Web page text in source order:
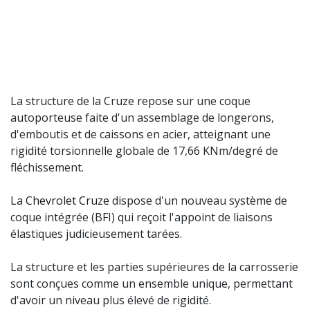
La structure de la Cruze repose sur une coque
autoporteuse faite d'un assemblage de longerons,
d'emboutis et de caissons en acier, atteignant une
rigidité torsionnelle globale de 17,66 KNm/degré de
fléchissement.
La Chevrolet Cruze dispose d'un nouveau système de
coque intégrée (BFI) qui reçoit l'appoint de liaisons
élastiques judicieusement tarées.
La structure et les parties supérieures de la carrosserie
sont conçues comme un ensemble unique, permettant
d'avoir un niveau plus élevé de rigidité.